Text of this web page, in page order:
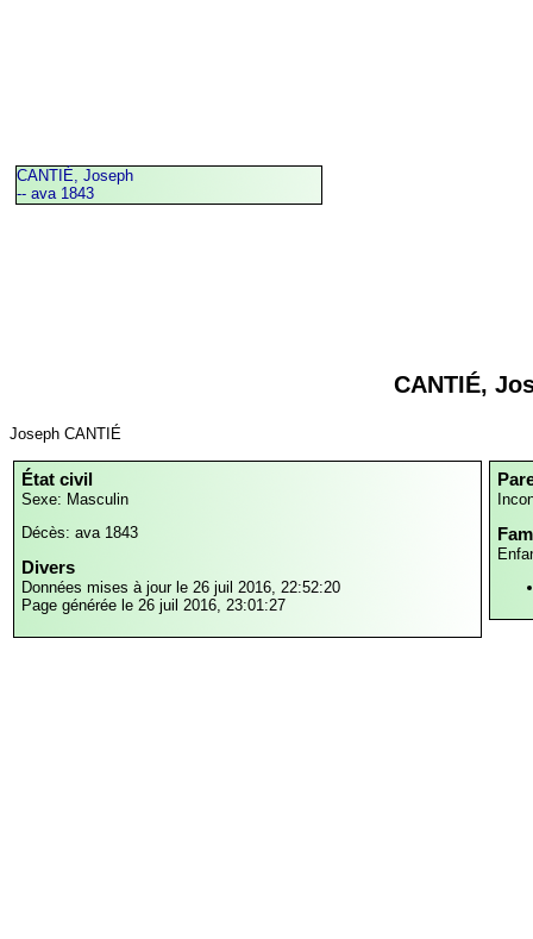
CANTIÉ, Joseph
-- ava 1843
CANTIÉ,
Joseph CANTIÉ
État civil
Sexe: Masculin
Décès: ava 1843
Divers
Données mises à jour le 26 juil 2016, 22:52:20
Page générée le 26 juil 2016, 23:01:27